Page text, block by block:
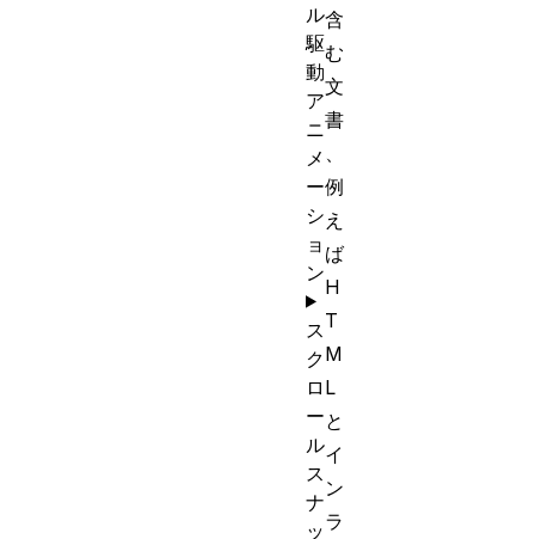
含
む
文
書
、
例
え
ば
H
T
M
L
と
イ
ン
ラ
ル
駆
動
ア
ニ
メ
ー
シ
ョ
ン
ス
ク
ロ
ー
ル
ス
ナ
ッ